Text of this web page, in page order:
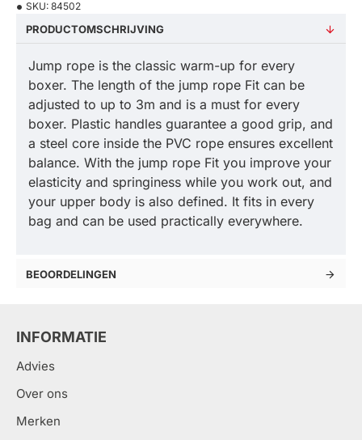
SKU: 84502
PRODUCTOMSCHRIJVING
Jump rope is the classic warm-up for every
boxer. The length of the jump rope Fit can be
adjusted to up to 3m and is a must for every
boxer. Plastic handles guarantee a good grip, and
a steel core inside the PVC rope ensures excellent
balance. With the jump rope Fit you improve your
elasticity and springiness while you work out, and
your upper body is also defined. It fits in every
bag and can be used practically everywhere.
BEOORDELINGEN
INFORMATIE
Advies
Over ons
Merken